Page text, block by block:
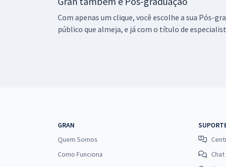
Com apenas um clique, você escolhe a sua Pós-
público que almeja, e já com o título de
GRAN
Quem Somos
Como Funciona
Chat